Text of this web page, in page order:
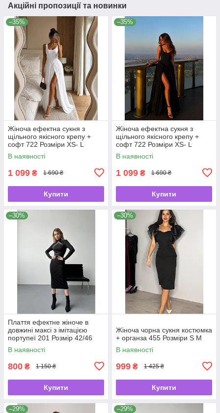
Акційні пропозиції та новинки
–35%
Жіноча ефектна сукня з
щільного якісного крепу +
софт 722 Розміри ХS- L
В наявності
1 099 ₴ 1 690 ₴
Купити
–35%
Жіноча ефектна сукня з
щільного якісного крепу +
софт 722 Розміри ХS- L
В наявності
1 099 ₴ 1 690 ₴
Купити
–30%
Плаття ефектне жіноче в
довжині максі з імітацією
портупеї 201 Розмір 42/46
В наявності
800 ₴ 1 150 ₴
Купити
–30%
Жіноча чорна сукня костюмка
+ органза 455 Розміри S M
В наявності
999 ₴ 1 425 ₴
Купити
–29% –29%